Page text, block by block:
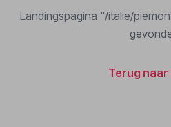
Landingspagina "/italie/
Terug naar